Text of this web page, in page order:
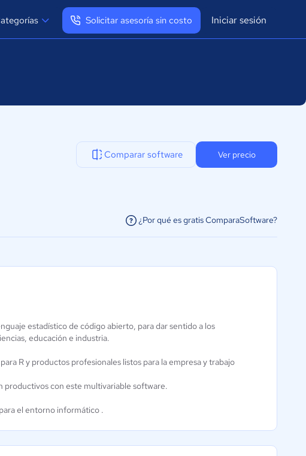
Solicitar asesoría sin costo Iniciar sesión
Comparar software Ver precio
¿Por qué es gratis ComparaSoftware?
Software
hefziba
calificación
estadístico de código abierto, para dar sentido a los
educación e industria.
R y productos profesionales listos para la empresa y trabajo
productivos con este multivariable software.
el entorno informático .